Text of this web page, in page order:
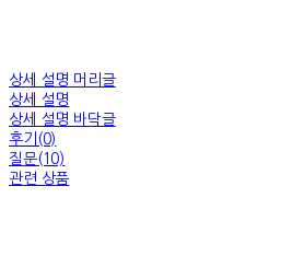
상세 설명 머리글
상세 설명
상세 설명 바닥글
후기(0)
질문(10)
관련 상품